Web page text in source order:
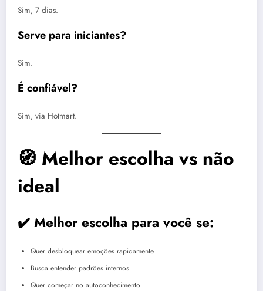
Sim, 7 dias.
Serve para iniciantes?
Sim.
É confiável?
Sim, via Hotmart.
🧭 Melhor escolha vs não
ideal
✔️ Melhor escolha para você se:
Quer desbloquear emoções rapidamente
Busca entender padrões internos
Quer começar no autoconhecimento